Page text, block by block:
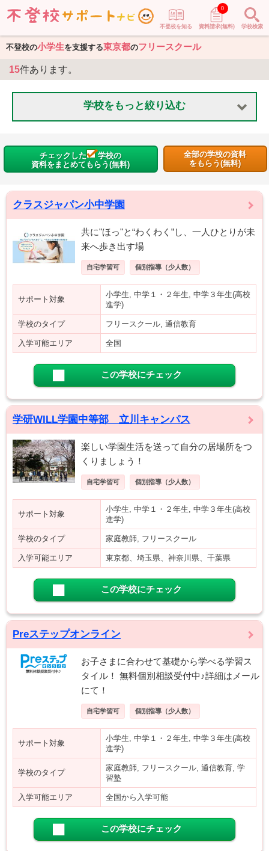
不登校を知る 資料請求(無料)
0
学校検索
不登校の小学生を支援する東京都のフリースクール
15件あります。
学校をもっと絞り込む
チェックした
学校の
資料をまとめてもらう(無料)
全部の学校の資料
をもらう(無料)
クラスジャパン小中学園
共に"ほっ"と“わくわく”し、一人ひとりが未
来へ歩き出す場
自宅学習可 個別指導（少人数）
サポート対象
小学生, 中学１・２年生, 中学３年生(高校
進学)
学校のタイプ フリースクール, 通信教育
入学可能エリア 全国
この学校にチェック
学研WILL学園中等部 立川キャンパス
楽しい学園生活を送って自分の居場所をつ
くりましょう！
自宅学習可 個別指導（少人数）
サポート対象
小学生, 中学１・２年生, 中学３年生(高校
進学)
学校のタイプ 家庭教師, フリースクール
入学可能エリア 東京都、埼玉県、神奈川県、千葉県
この学校にチェック
Preステップオンライン
お子さまに合わせて基礎から学べる学習ス
タイル！ 無料個別相談受付中♪詳細はメール
にて！
自宅学習可 個別指導（少人数）
サポート対象
小学生, 中学１・２年生, 中学３年生(高校
進学)
学校のタイプ
家庭教師, フリースクール, 通信教育, 学
習塾
入学可能エリア 全国から入学可能
この学校にチェック